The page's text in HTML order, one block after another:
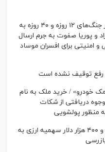
۲ عامل مهم صهیونیست‌ها در جنگ‌های ۱۲ روزه و ۴۰ روزه به
و پوریا صفوت به جرم ارسال
برای افسران موساد
رفع توقیف نشده است
خودرو» / خرید ملک به نام
دریافتی از شکات
منظور پولشویی
جلوگیری از پرداخت ۳ میلیون و ۴۰۰ هزار دلار سهمیه ارزی به